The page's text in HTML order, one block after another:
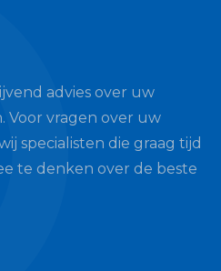
advies over uw
Voor vragen over uw
specialisten die graag tijd
te denken over de beste